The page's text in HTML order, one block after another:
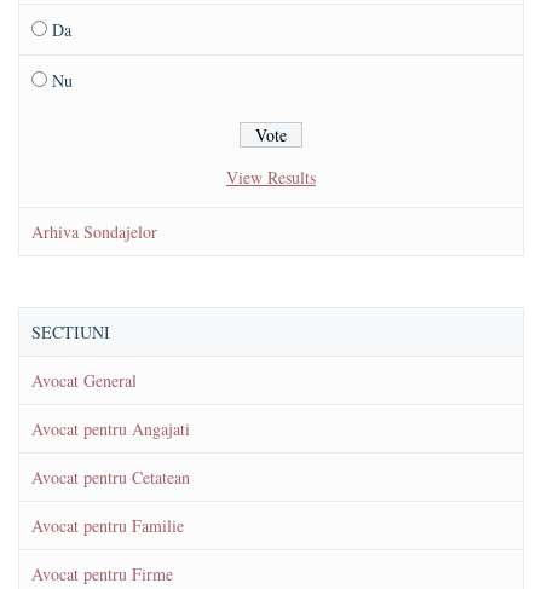
Da
Nu
View Results
Arhiva Sondajelor
SECTIUNI
Avocat General
Avocat pentru Angajati
Avocat pentru Cetatean
Avocat pentru Familie
Avocat pentru Firme